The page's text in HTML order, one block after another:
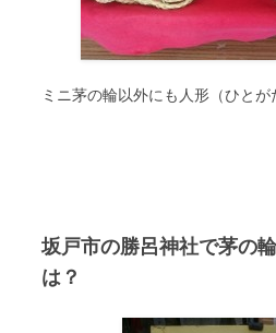
ミニ茅の輪以外にも人形（ひとが
坂戸市の勝呂神社で茅の
は？